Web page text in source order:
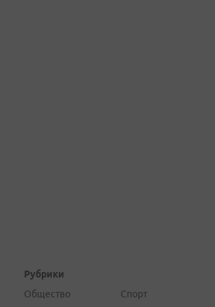
Рубрики
Общество
Спорт